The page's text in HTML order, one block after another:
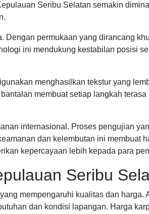
Seribu Selatan semakin
Dengan permukaan yang dirancang
ini mendukung kestabilan posisi
menghasilkan tekstur yang
membuat setiap langkah terasa
internasional. Proses pengujian
dan kelembutan ini membuat
kepercayaan lebih kepada para
Seribu
mempengaruhi kualitas dan harga.
dan kondisi lapangan. Harga